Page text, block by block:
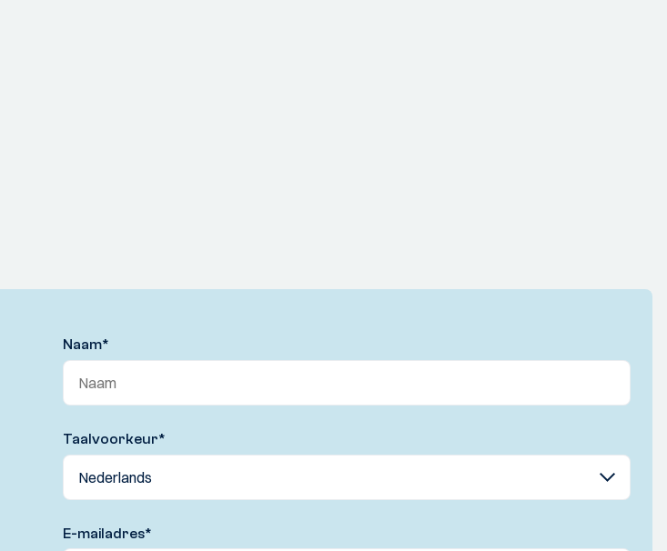
Naam*
Taalvoorkeur*
E-mailadres*